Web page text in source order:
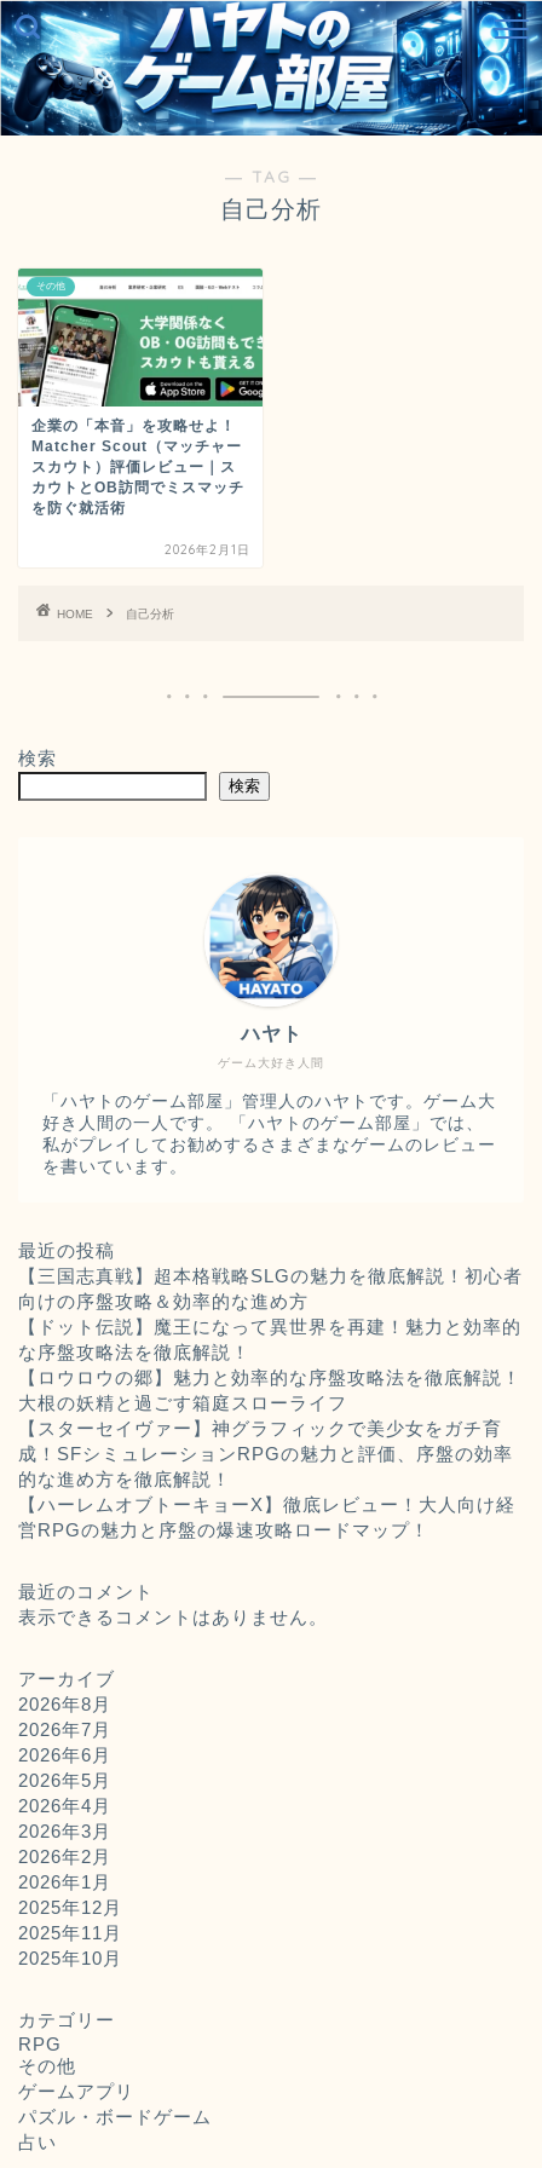
― TAG ―
自己分析
その他
企業の「本音」を攻略せよ！
Matcher Scout（マッチャー
スカウト）評価レビュー｜ス
カウトとOB訪問でミスマッチ
を防ぐ就活術
2026年2月1日
HOME 自己分析
検索
検索
ゲーム大好き人間
ハヤト
「ハヤトのゲーム部屋」管理人のハヤトです。ゲーム大
好き人間の一人です。 「ハヤトのゲーム部屋」では、
私がプレイしてお勧めするさまざまなゲームのレビュー
を書いています。
最近の投稿
【三国志真戦】超本格戦略SLGの魅力を徹底解説！初心者
向けの序盤攻略＆効率的な進め方
【ドット伝説】魔王になって異世界を再建！魅力と効率的
な序盤攻略法を徹底解説！
【ロウロウの郷】魅力と効率的な序盤攻略法を徹底解説！
大根の妖精と過ごす箱庭スローライフ
【スターセイヴァー】神グラフィックで美少女をガチ育
成！SFシミュレーションRPGの魅力と評価、序盤の効率
的な進め方を徹底解説！
【ハーレムオブトーキョーX】徹底レビュー！大人向け経
営RPGの魅力と序盤の爆速攻略ロードマップ！
最近のコメント
表示できるコメントはありません。
アーカイブ
2026年8月
2026年7月
2026年6月
2026年5月
2026年4月
2026年3月
2026年2月
2026年1月
2025年12月
2025年11月
2025年10月
カテゴリー
RPG
その他
ゲームアプリ
パズル・ボードゲーム
占い